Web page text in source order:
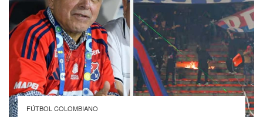
FÚTBOL COLOMBIANO